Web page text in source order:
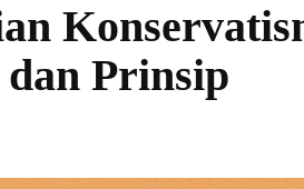
Prinsip